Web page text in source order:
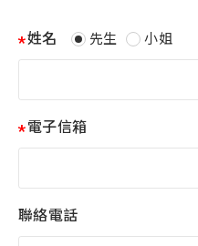
姓名 先生 小姐
電子信箱
聯絡電話